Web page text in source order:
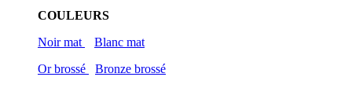
COULEURS
Noir mat
Blanc mat
Or brossé
Bronze brossé